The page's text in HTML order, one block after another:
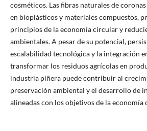
cosméticos. Las fibras naturales de
en bioplásticos y materiales compuestos,
principios de la economía circular y
ambientales. A pesar de su potencial,
escalabilidad tecnológica y la integración
transformar los residuos agrícolas en
industria piñera puede contribuir al
preservación ambiental y el desarrollo de
alineadas con los objetivos de la economía